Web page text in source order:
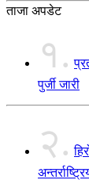
ताजा अपडेट
१.
पुर्जी जारी
२.